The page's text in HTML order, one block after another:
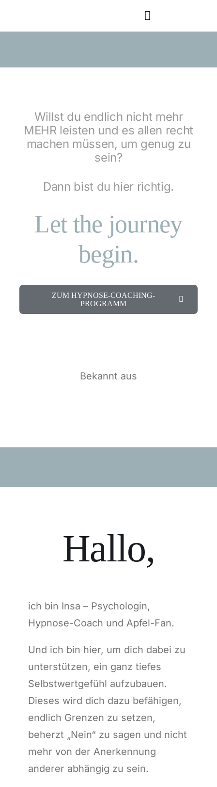
Toggle
Für Unternehmen
Über mich
Willst du endlich nicht mehr
MEHR leisten und es allen recht
machen müssen, um genug zu
sein?
Dann bist du hier richtig.
Let the journey
begin.
ZUM HYPNOSE-COACHING-
PROGRAMM
Bekannt aus
Hallo,
ich bin Insa – Psychologin,
Hypnose-Coach und Apfel-Fan.
Und ich bin hier, um dich dabei zu
unterstützen, ein ganz tiefes
Selbstwertgefühl aufzubauen.
Dieses wird dich dazu befähigen,
endlich Grenzen zu setzen,
beherzt „Nein“ zu sagen und nicht
mehr von der Anerkennung
anderer abhängig zu sein.